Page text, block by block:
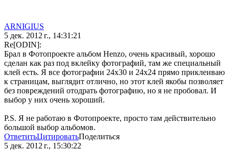
ARNIGIUS
5 дек. 2012 г., 14:31:21
Re[ODIN]:
Брал в Фотопроекте альбом Henzo, очень красивый, хорошо
сделан как раз под вклейку фотографий, там же специальный
клей есть. Я все фотографии 24х30 и 24х24 прямо приклеиваю
к страницам, выглядит отлично, но этот клей якобы позволяет
без повреждений отодрать фотографию, но я не пробовал. И
выбор у них очень хороший.
P.S. Я не работаю в Фотопроекте, просто там действительно
большой выбор альбомов.
ОтветитьЦитироватьПоделиться
5 дек. 2012 г., 15:30:22